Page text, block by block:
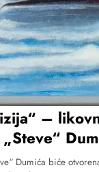
–
Dumića biće